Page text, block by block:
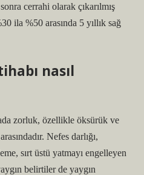
cerrahi olarak çıkarılmış
ila %50 arasında 5 yıllık sağ
nasıl
zorluk, özellikle öksürük ve
Nefes darlığı,
sırt üstü yatmayı engelleyen
belirtiler de yaygın